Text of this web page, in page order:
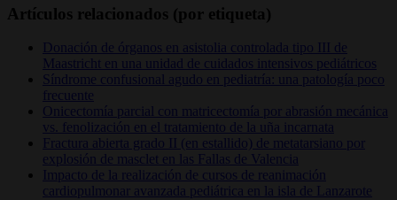
Artículos relacionados (por etiqueta)
Donación de órganos en asistolia controlada tipo III de
Maastricht en una unidad de cuidados intensivos pediátricos
Síndrome confusional agudo en pediatría: una patología poco
frecuente
Onicectomía parcial con matricectomía por abrasión mecánica
vs. fenolización en el tratamiento de la uña incarnata
Fractura abierta grado II (en estallido) de metatarsiano por
explosión de masclet en las Fallas de Valencia
Impacto de la realización de cursos de reanimación
cardiopulmonar avanzada pediátrica en la isla de Lanzarote